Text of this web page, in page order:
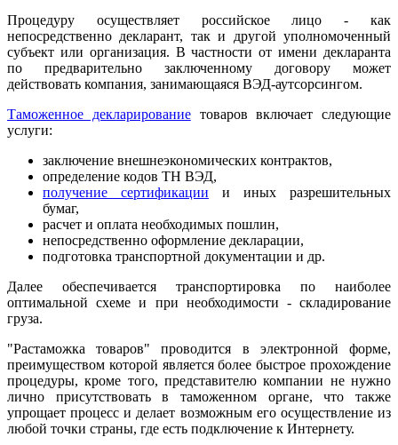
Процедуру осуществляет российское лицо - как
непосредственно декларант, так и другой уполномоченный
субъект или организация. В частности от имени декларанта
по предварительно заключенному договору может
действовать компания, занимающаяся ВЭД-аутсорсингом.
Таможенное декларированиетоваров включает следующие
услуги:
заключение внешнеэкономических контрактов,
определение кодов ТН ВЭД,
получение сертификации и иных разрешительных
бумаг,
расчет и оплата необходимых пошлин,
непосредственно оформление декларации,
подготовка транспортной документации и др.
Далее обеспечивается транспортировка по наиболее
оптимальной схеме и при необходимости - складирование
груза.
"Растаможка товаров" проводится в электронной форме,
преимуществом которой является более быстрое прохождение
процедуры, кроме того, представителю компании не нужно
лично присутствовать в таможенном органе, что также
упрощает процесс и делает возможным его осуществление из
любой точки страны, где есть подключение к Интернету.